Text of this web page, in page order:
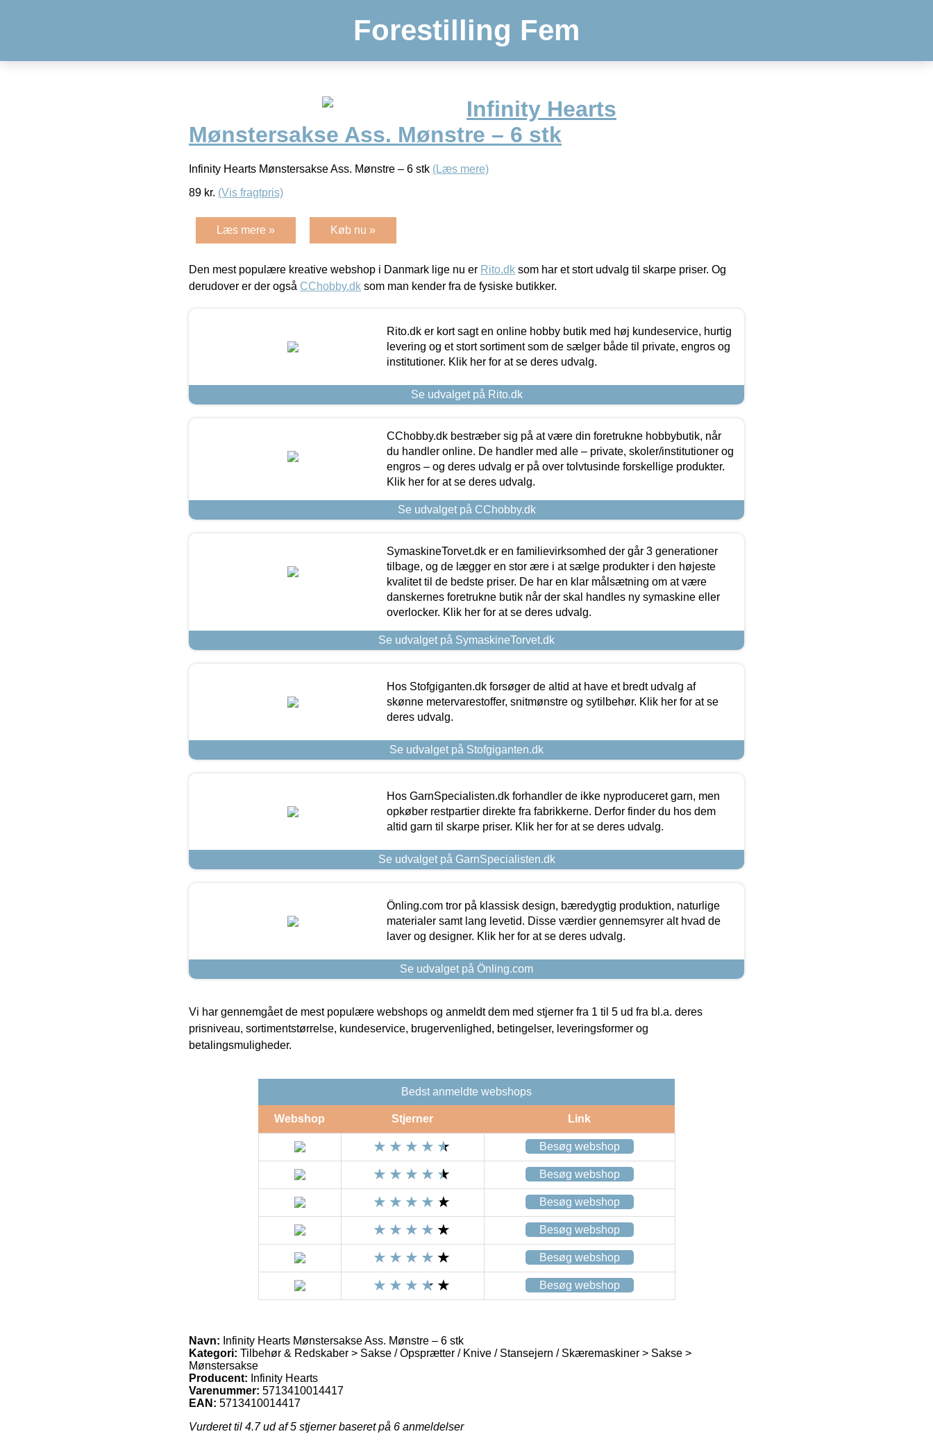
Forestilling Fem
Infinity Hearts
Mønstersakse Ass. Mønstre – 6 stk
Infinity Hearts Mønstersakse Ass. Mønstre – 6 stk (Læs mere)
89 kr. (Vis fragtpris)
Læs mere » Køb nu »
Den mest populære kreative webshop i Danmark lige nu er Rito.dk som har et stort udvalg til skarpe priser. Og
derudover er der også CChobby.dk som man kender fra de fysiske butikker.
Rito.dk er kort sagt en online hobby butik med høj kundeservice, hurtig
levering og et stort sortiment som de sælger både til private, engros og
institutioner. Klik her for at se deres udvalg.
Se udvalget på Rito.dk
CChobby.dk bestræber sig på at være din foretrukne hobbybutik, når
du handler online. De handler med alle – private, skoler/institutioner og
engros – og deres udvalg er på over tolvtusinde forskellige produkter.
Klik her for at se deres udvalg.
Se udvalget på CChobby.dk
SymaskineTorvet.dk er en familievirksomhed der går 3 generationer
tilbage, og de lægger en stor ære i at sælge produkter i den højeste
kvalitet til de bedste priser. De har en klar målsætning om at være
danskernes foretrukne butik når der skal handles ny symaskine eller
overlocker. Klik her for at se deres udvalg.
Se udvalget på SymaskineTorvet.dk
Hos Stofgiganten.dk forsøger de altid at have et bredt udvalg af
skønne metervarestoffer, snitmønstre og sytilbehør. Klik her for at se
deres udvalg.
Se udvalget på Stofgiganten.dk
Hos GarnSpecialisten.dk forhandler de ikke nyproduceret garn, men
opkøber restpartier direkte fra fabrikkerne. Derfor finder du hos dem
altid garn til skarpe priser. Klik her for at se deres udvalg.
Se udvalget på GarnSpecialisten.dk
Önling.com tror på klassisk design, bæredygtig produktion, naturlige
materialer samt lang levetid. Disse værdier gennemsyrer alt hvad de
laver og designer. Klik her for at se deres udvalg.
Se udvalget på Önling.com
Vi har gennemgået de mest populære webshops og anmeldt dem med stjerner fra 1 til 5 ud fra bl.a. deres
prisniveau, sortimentstørrelse, kundeservice, brugervenlighed, betingelser, leveringsformer og
betalingsmuligheder.
Bedst anmeldte webshops
Webshop Stjerner Link
Besøg webshop
Besøg webshop
Besøg webshop
Besøg webshop
Besøg webshop
Besøg webshop
Navn: Infinity Hearts Mønstersakse Ass. Mønstre – 6 stk
Kategori: Tilbehør & Redskaber > Sakse / Opsprætter / Knive / Stansejern / Skæremaskiner > Sakse >
Mønstersakse
Producent: Infinity Hearts
Varenummer: 5713410014417
EAN: 5713410014417
Vurderet til 4.7ud af 5 stjerner baseret på 6 anmeldelser